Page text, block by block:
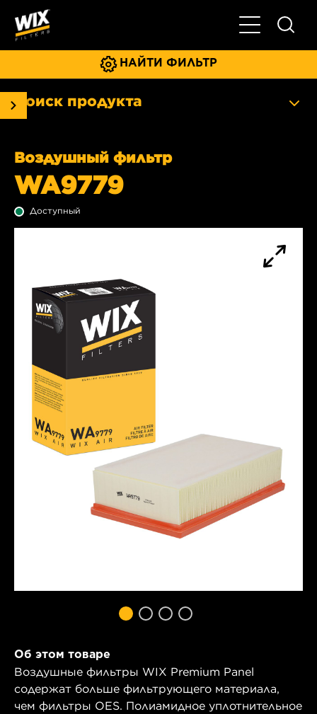
Главное
НАЙТИ ФИЛЬТР
Поиск продукта
Воздушный фильтр
WA9779
Доступный
Об этом товаре
Воздушные фильтры WIX Premium Panel
содержат больше фильтрующего материала,
чем фильтры OES. Полиамидное уплотнительное